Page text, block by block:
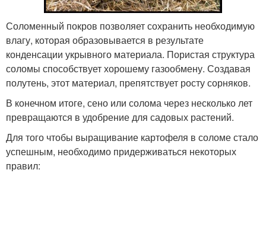
Соломенный покров позволяет сохранить необходимую
влагу, которая образовывается в результате
конденсации укрывного материала. Пористая структура
соломы способствует хорошему газообмену. Создавая
полутень, этот материал, препятствует росту сорняков.
В конечном итоге, сено или солома через несколько лет
превращаются в удобрение для садовых растений.
Для того чтобы выращивание картофеля в соломе стало
успешным, необходимо придерживаться некоторых
правил: